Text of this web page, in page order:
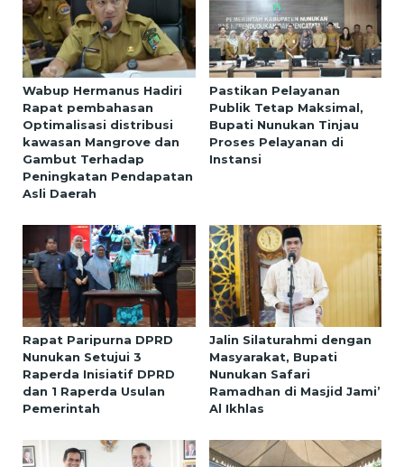
Wabup Hermanus Hadiri
Rapat pembahasan
Optimalisasi distribusi
kawasan Mangrove dan
Gambut Terhadap
Peningkatan Pendapatan
Asli Daerah
Pastikan Pelayanan
Publik Tetap Maksimal,
Bupati Nunukan Tinjau
Proses Pelayanan di
Instansi
Rapat Paripurna DPRD
Nunukan Setujui 3
Raperda Inisiatif DPRD
dan 1 Raperda Usulan
Pemerintah
Jalin Silaturahmi dengan
Masyarakat, Bupati
Nunukan Safari
Ramadhan di Masjid Jami’
Al Ikhlas